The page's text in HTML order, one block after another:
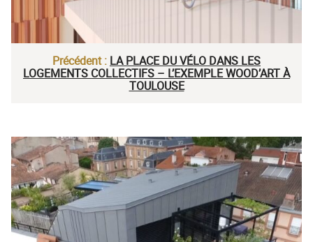
Précédent : LA PLACE DU VÉLO DANS LES
LOGEMENTS COLLECTIFS – L’EXEMPLE WOOD’ART À
TOULOUSE